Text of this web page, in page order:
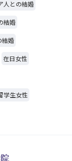
人との結婚
結婚
結婚
在日女性
学生女性